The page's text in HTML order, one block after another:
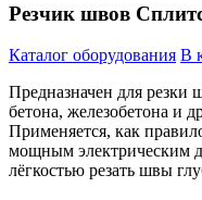
Резчик швов
Каталог оборудования В
Предназначен для резки
бетона, железобетона и
Применяется, как
мощным электрическим
лёгкостью резать швы